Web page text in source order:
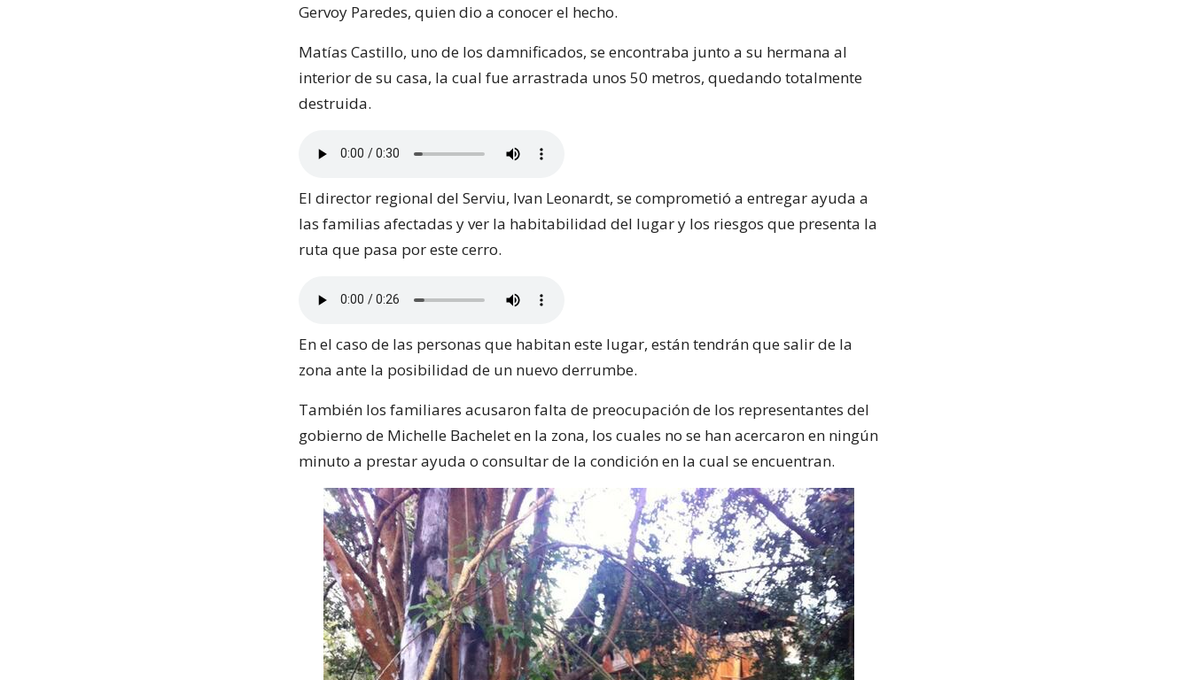
Gervoy Paredes, quien dio a conocer el hecho.
Matías Castillo, uno de los damnificados, se encontraba junto a su hermana al
interior de su casa, la cual fue arrastrada unos 50 metros, quedando totalmente
destruida.
El director regional del Serviu, Ivan Leonardt, se comprometió a entregar ayuda a
las familias afectadas y ver la habitabilidad del lugar y los riesgos que presenta la
ruta que pasa por este cerro.
En el caso de las personas que habitan este lugar, están tendrán que salir de la
zona ante la posibilidad de un nuevo derrumbe.
También los familiares acusaron falta de preocupación de los representantes del
gobierno de Michelle Bachelet en la zona, los cuales no se han acercaron en ningún
minuto a prestar ayuda o consultar de la condición en la cual se encuentran.